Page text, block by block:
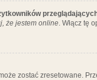
że jestem online. Włącz tę
zostać zresetowane.